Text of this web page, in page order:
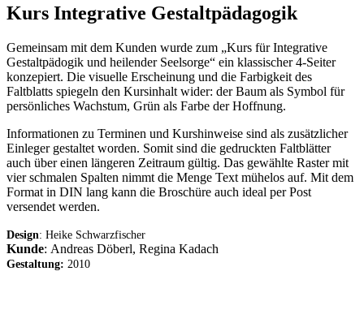
Kurs Integrative Gestaltpädagogik
Gemeinsam mit dem Kunden wurde zum „Kurs für Integrative
Gestaltpädogik und heilender Seelsorge“ ein klassischer 4-Seiter
konzepiert. Die visuelle Erscheinung und die Farbigkeit des
Faltblatts spiegeln den Kursinhalt wider: der Baum als Symbol für
persönliches Wachstum, Grün als Farbe der Hoffnung.
Informationen zu Terminen und Kurshinweise sind als zusätzlicher
Einleger gestaltet worden. Somit sind die gedruckten Faltblätter
auch über einen längeren Zeitraum gültig. Das gewählte Raster mit
vier schmalen Spalten nimmt die Menge Text mühelos auf. Mit dem
Format in DIN lang kann die Broschüre auch ideal per Post
versendet werden.
Design: Heike Schwarzfischer
Kunde: Andreas Döberl, Regina Kadach
Gestaltung: 2010